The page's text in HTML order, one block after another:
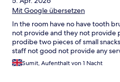
Mit Google übersetzen
In the room have no have tooth
not provide and they not provide
prodibe two pieces of small
staff not good not provide any
Sumit, Aufenthalt von 1 Nacht